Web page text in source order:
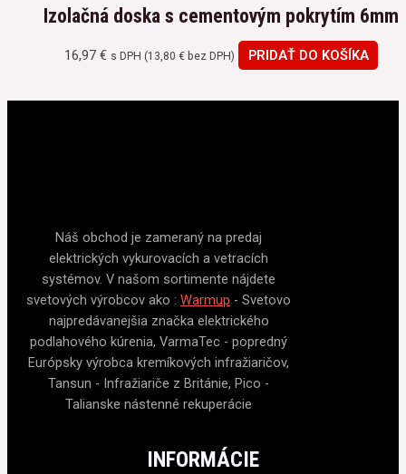
Izolačná doska s cementovým pokrytím 6mm
16,97 € s DPH (13,80 €bez DPH) PRIDAŤ DO KOŠÍKA
Náš obchod je zameraný na predaj
elektrických vykurovacích a vetracích
systémov. V našom sortimente nájdete
svetových výrobcov ako : Warmup - Svetovo
najpredávanejšia značka elektrického
podlahového kúrenia, VarmaTec - popredný
Európsky výrobca kremíkových infražiaričov,
Tansun - Infražiariče z Británie, Pico -
Talianske nástenné rekuperácie
INFORMÁCIE